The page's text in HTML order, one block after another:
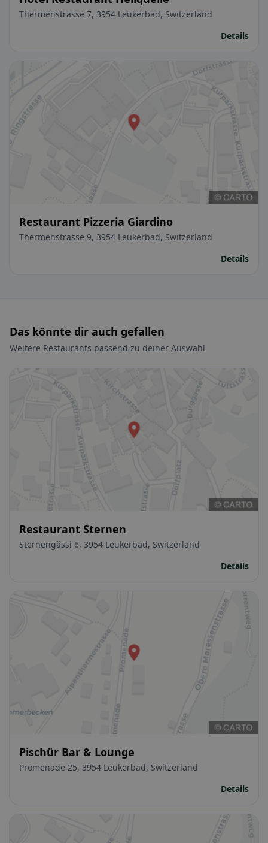
Thermenstrasse 7, 3954 Leukerbad, Switzerland
Details
Restaurant Pizzeria Giardino
Thermenstrasse 9, 3954 Leukerbad, Switzerland
Details
Das könnte dir auch gefallen
Weitere Restaurants passend zu deiner Auswahl
Restaurant Sternen
Sternengässi 6, 3954 Leukerbad, Switzerland
Details
Pischür Bar & Lounge
Promenade 25, 3954 Leukerbad, Switzerland
Details